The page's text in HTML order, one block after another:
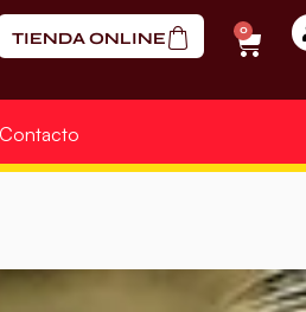
TIENDA ONLINE 0
Contacto